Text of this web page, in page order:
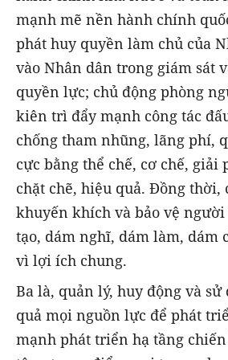
mạnh mẽ nền hành chính
phát huy quyền làm chủ của
vào Nhân dân trong giám sát
quyền lực; chủ động phòng
kiên trì đẩy mạnh công tác
chống tham nhũng, lãng phí,
cực bằng thể chế, cơ chế, giải
chặt chẽ, hiệu quả. Đồng thời,
khuyến khích và bảo vệ
tạo, dám nghĩ, dám làm, dám
vì lợi ích chung.
Ba là, quản lý, huy động và sử
quả mọi nguồn lực để phát
mạnh phát triển hạ tầng